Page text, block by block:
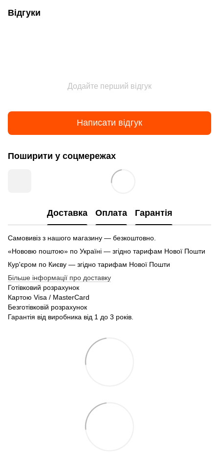
Відгуки
Додайте перший відгук
Написати відгук
Поширити у соцмережах
Доставка Оплата Гарантія
Самовивіз з нашого магазину — безкоштовно.
«Нововю поштою» по Україні — згідно тарифам Нової Пошти
Кур'єром по Києву — згідно тарифам Нової Пошти
Більше інформації про доставку
Готівковий розрахунок
Картою Visa / MasterCard
Безготівковій розрахунок
Гарантія від виробника від 1 до 3 років.